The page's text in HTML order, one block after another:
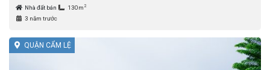
Nhà đất bán 130m 2
3 năm trước
QUẬN CẨM LỆ